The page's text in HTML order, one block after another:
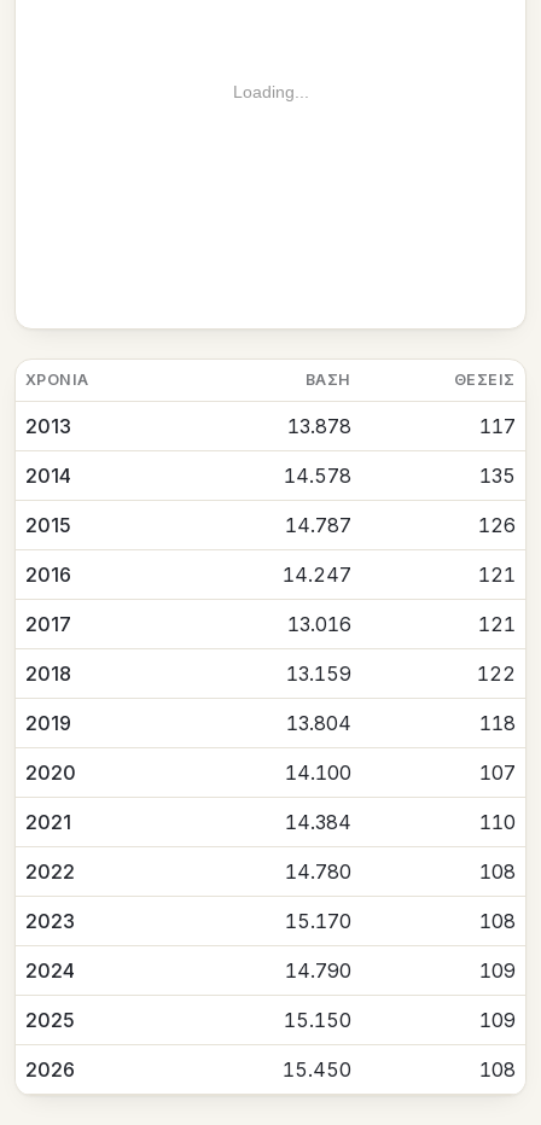
Loading...
ΧΡΟΝΙΆ ΒΆΣΗ ΘΈΣΕΙΣ
2013 13.878 117
2014 14.578 135
2015 14.787 126
2016 14.247 121
2017 13.016 121
2018 13.159 122
2019 13.804 118
2020 14.100 107
2021 14.384 110
2022 14.780 108
2023 15.170 108
2024 14.790 109
2025 15.150 109
2026 15.450 108